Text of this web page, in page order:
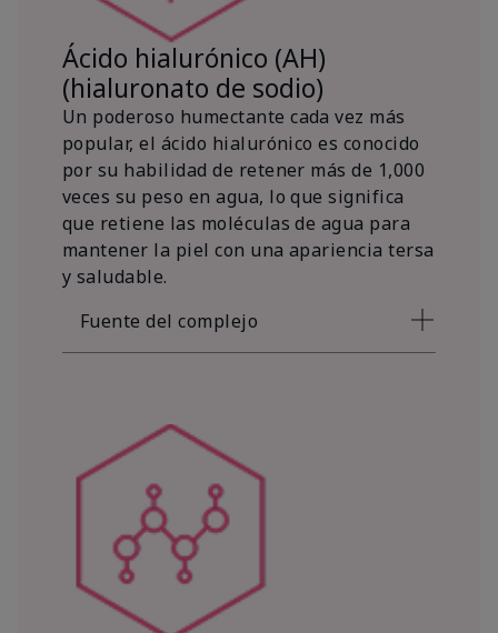
Ácido hialurónico (AH)
(hialuronato de sodio)
Un poderoso humectante cada vez más
popular, el ácido hialurónico es conocido
por su habilidad de retener más de 1,000
veces su peso en agua, lo que significa
que retiene las moléculas de agua para
mantener la piel con una apariencia tersa
y saludable.
Fuente del complejo